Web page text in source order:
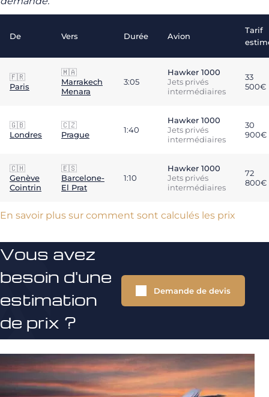
De Vers Durée Avion
Tarif
🇫🇷
Paris
🇲🇦
Marrakech
Menara
3:05
Hawker 1000
Jets privés
intermédiaires
33
500€
🇬🇧
Londres
🇨🇿
Prague
1:40
Hawker 1000
Jets privés
intermédiaires
30
900€
🇨🇭
Genève
Cointrin
🇪🇸
Barcelone-
El Prat
1:10
Hawker 1000
Jets privés
intermédiaires
72
800€
En savoir plus sur comment sont calculés les prix
Vous avez
besoin d'une
estimation
de prix ?
Demande de devis